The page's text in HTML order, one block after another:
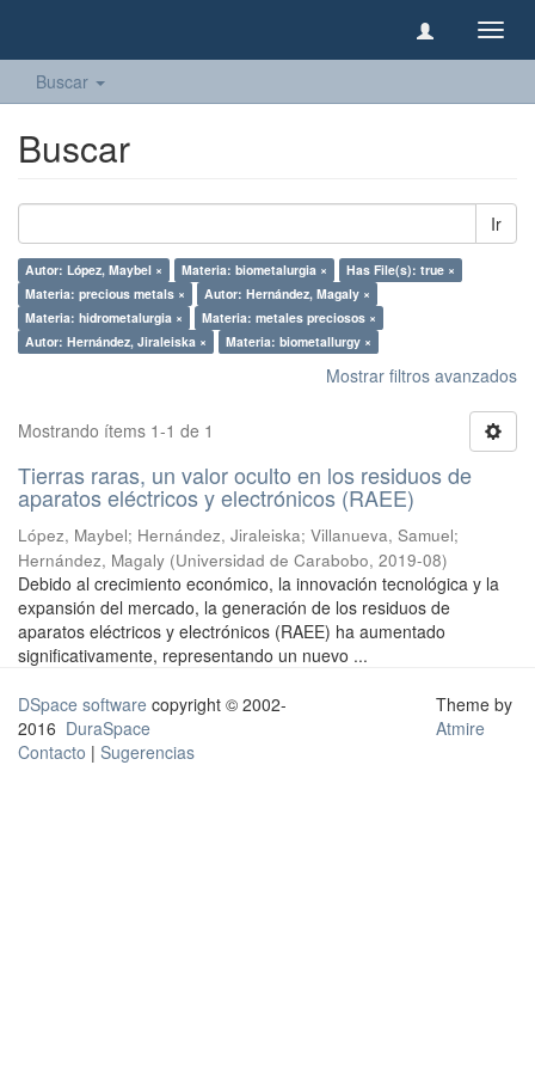
Buscar
Buscar
Ir
Autor: López, Maybel × Materia: biometalurgia ×
Has File(s): true ×
Materia: precious metals ×
Autor: Hernández, Magaly ×
Materia: hidrometalurgia ×
Materia: metales preciosos ×
Autor: Hernández, Jiraleiska ×
Materia: biometallurgy ×
Mostrar filtros avanzados
Mostrando ítems 1-1 de 1
Tierras raras, un valor oculto en los residuos de
aparatos eléctricos y electrónicos (RAEE)
López, Maybel; Hernández, Jiraleiska; Villanueva, Samuel;
Hernández, Magaly (Universidad de Carabobo, 2019-08)
Debido al crecimiento económico, la innovación tecnológica y la
expansión del mercado, la generación de los residuos de
aparatos eléctricos y electrónicos (RAEE) ha aumentado
significativamente, representando un nuevo ...
DSpace software copyright © 2002-
2016 DuraSpace
Contacto | Sugerencias
Theme by
Atmire